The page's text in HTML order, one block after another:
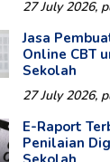
27 July 2026,
Jasa
Online CBT
Sekolah
27 July 2026,
E-Raport
Penilaian